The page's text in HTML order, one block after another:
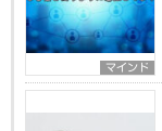
マインド